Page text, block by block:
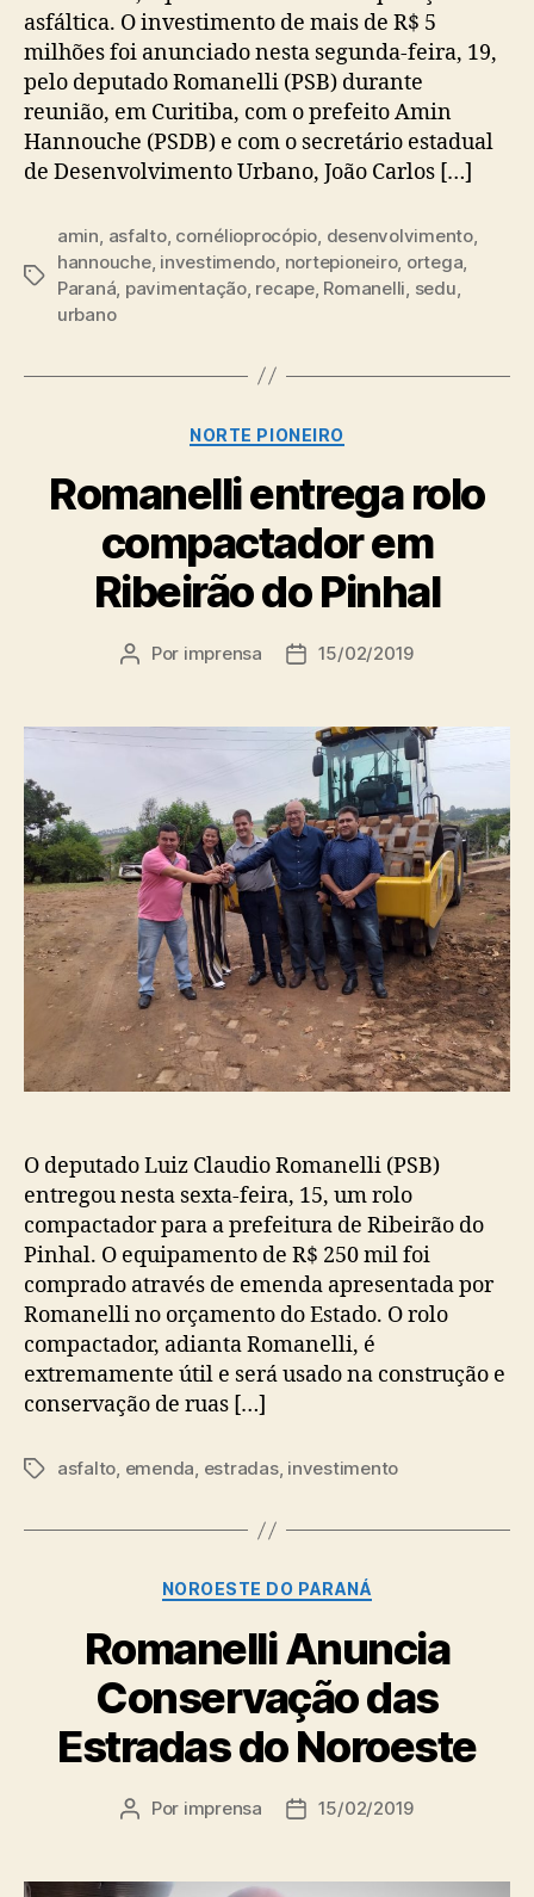
asfáltica. O investimento de mais de R$ 5
milhões foi anunciado nesta segunda-feira, 19,
pelo deputado Romanelli (PSB) durante
reunião, em Curitiba, com o prefeito Amin
Hannouche (PSDB) e com o secretário estadual
de Desenvolvimento Urbano, João Carlos […]
Tags
amin, asfalto, cornélioprocópio, desenvolvimento,
hannouche, investimendo, nortepioneiro, ortega,
Paraná, pavimentação, recape, Romanelli, sedu,
urbano
Categorias
NORTE PIONEIRO
Romanelli entrega rolo
compactador em
Ribeirão do Pinhal
Autor
Por imprensa
Data15/02/2019
O deputado Luiz Claudio Romanelli (PSB)
entregou nesta sexta-feira, 15, um rolo
compactador para a prefeitura de Ribeirão do
Pinhal. O equipamento de R$ 250 mil foi
comprado através de emenda apresentada por
Romanelli no orçamento do Estado. O rolo
compactador, adianta Romanelli, é
extremamente útil e será usado na construção e
conservação de ruas […]
Tagsasfalto, emenda, estradas, investimento
Categorias
NOROESTE DO PARANÁ
Romanelli Anuncia
Conservação das
Estradas do Noroeste
Autor
Por imprensa
Data15/02/2019